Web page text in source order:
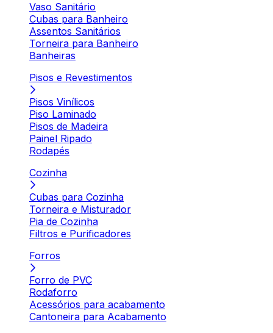
Vaso Sanitário
Cubas para Banheiro
Assentos Sanitários
Torneira para Banheiro
Banheiras
Pisos e Revestimentos
Pisos Vinílicos
Piso Laminado
Pisos de Madeira
Painel Ripado
Rodapés
Cozinha
Cubas para Cozinha
Torneira e Misturador
Pia de Cozinha
Filtros e Purificadores
Forros
Forro de PVC
Rodaforro
Acessórios para acabamento
Cantoneira para Acabamento